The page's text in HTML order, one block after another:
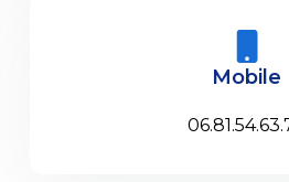
Mobile